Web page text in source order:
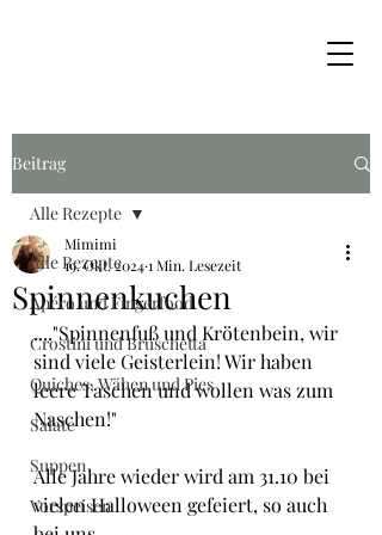
Beitrag
Alle Rezepte
Apéro und Fingerfood
Crostini und Bruschetta
Quiches, Wähen und Pies
Salate
Suppen
Vorspeisen
Alle Rezepte
Spinnenkuchen
Mimimi
19. Okt. 20241 Min. Lesezeit
...."Spinnenfuß und Krötenbein, wir
sind viele Geisterlein! Wir haben
leere Taschen und wollen was zum
Naschen!"
Alle Jahre wieder wird am 31.10 bei
vielen Halloween gefeiert, so auch